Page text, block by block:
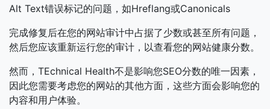
Alt Text错误标记的问题，如Hreflang或Canonicals
完成修复后在您的网站审计中占据了少数或甚至所有问题，
然后您应该重新运行您的审计，以查看您的网站健康分数。
然而，TEchnical Health不是影响您SEO分数的唯一因素，
因此您需要考虑您的网站的其他方面，这些方面会影响您的
内容和用户体验。